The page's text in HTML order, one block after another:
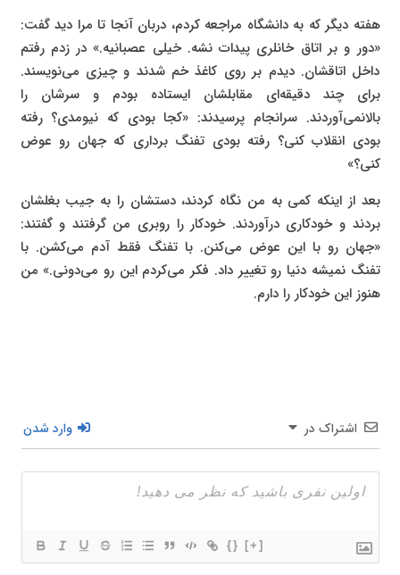
هفته دیگر که به دانشگاه مراجعه کردم،‌ دربان آنجا تا مرا دید گفت:
«دور و بر اتاق خانلری پیدات نشه. خیلی عصبانیه.» در زدم رفتم
داخل اتاقشان. دیدم بر روی کاغذ خم شدند و چیزی می‌نویسند.
برای چند دقیقه‌ای مقابلشان ایستاده بودم و سرشان را
بالانمی‌آوردند. سرانجام پرسیدند: «کجا بودی که نیومدی؟ رفته
بودی انقلاب کنی؟ رفته بودی تفنگ برداری که جهان رو عوض
کنی؟»
بعد از اینکه کمی به من نگاه کردند،‌ دستشان را به جیب بغلشان
بردند و خودکاری درآوردند. خودکار را روبری من گرفتند و گفتند:
«جهان رو با این عوض می‌کنن. با تفنگ فقط آدم می‌کشن. با
تفنگ نمیشه دنیا رو تغییر داد. فکر می‌کردم این رو می‌دونی.» من
هنوز این خودکار را دارم.
اشتراک در وارد شدن
{} [+]